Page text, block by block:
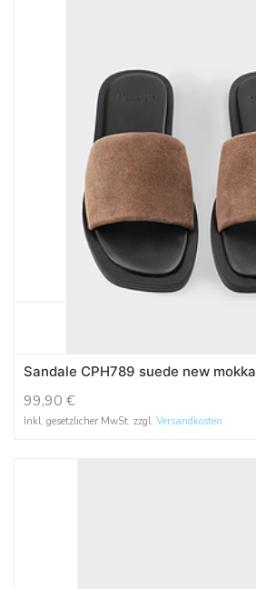
Sandale CPH789 suede new mokka
99,90 €
Inkl. gesetzlicher MwSt. zzgl. Versandkosten